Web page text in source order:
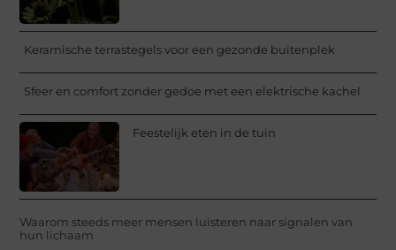
Keramische terrastegels voor een gezonde buitenplek
Sfeer en comfort zonder gedoe met een elektrische kachel
Feestelijk eten in de tuin
Waarom steeds meer mensen luisteren naar signalen van
hun lichaam